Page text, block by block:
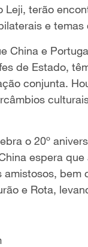
Leji, terão
e
China e
de Estado,
conjunta.
o 20º
espera
e Rota,